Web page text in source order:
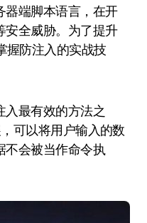
安全威胁。为了提升
握防注入的实战技
入最有效的方法之
可以将用户输入的数
不会被当作命令执